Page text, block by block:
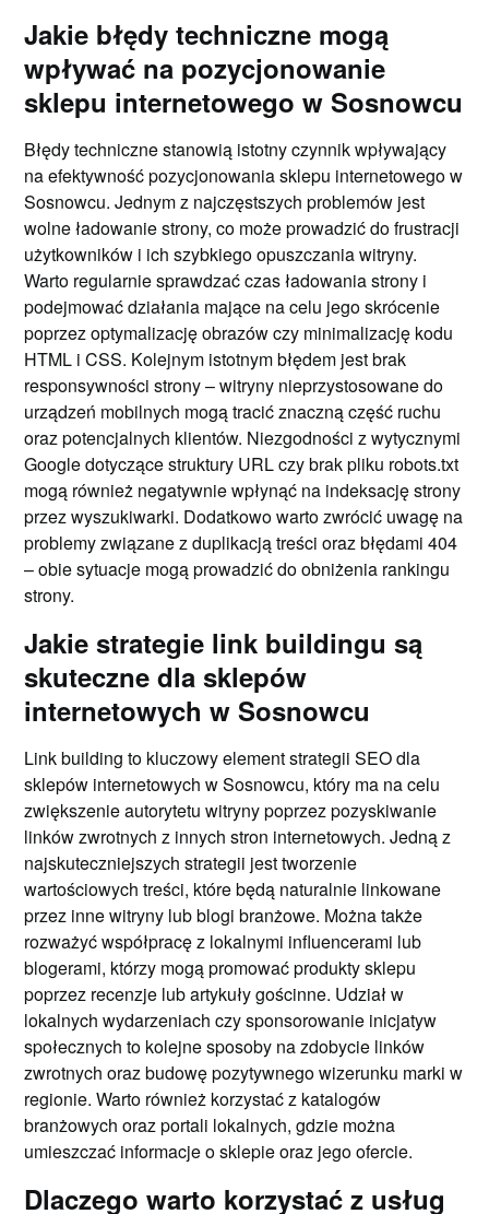
Jakie błędy techniczne mogą
wpływać na pozycjonowanie
sklepu internetowego w Sosnowcu
Błędy techniczne stanowią istotny czynnik wpływający
na efektywność pozycjonowania sklepu internetowego w
Sosnowcu. Jednym z najczęstszych problemów jest
wolne ładowanie strony, co może prowadzić do frustracji
użytkowników i ich szybkiego opuszczania witryny.
Warto regularnie sprawdzać czas ładowania strony i
podejmować działania mające na celu jego skrócenie
poprzez optymalizację obrazów czy minimalizację kodu
HTML i CSS. Kolejnym istotnym błędem jest brak
responsywności strony – witryny nieprzystosowane do
urządzeń mobilnych mogą tracić znaczną część ruchu
oraz potencjalnych klientów. Niezgodności z wytycznymi
Google dotyczące struktury URL czy brak pliku robots.txt
mogą również negatywnie wpłynąć na indeksację strony
przez wyszukiwarki. Dodatkowo warto zwrócić uwagę na
problemy związane z duplikacją treści oraz błędami 404
– obie sytuacje mogą prowadzić do obniżenia rankingu
strony.
Jakie strategie link buildingu są
skuteczne dla sklepów
internetowych w Sosnowcu
Link building to kluczowy element strategii SEO dla
sklepów internetowych w Sosnowcu, który ma na celu
zwiększenie autorytetu witryny poprzez pozyskiwanie
linków zwrotnych z innych stron internetowych. Jedną z
najskuteczniejszych strategii jest tworzenie
wartościowych treści, które będą naturalnie linkowane
przez inne witryny lub blogi branżowe. Można także
rozważyć współpracę z lokalnymi influencerami lub
blogerami, którzy mogą promować produkty sklepu
poprzez recenzje lub artykuły gościnne. Udział w
lokalnych wydarzeniach czy sponsorowanie inicjatyw
społecznych to kolejne sposoby na zdobycie linków
zwrotnych oraz budowę pozytywnego wizerunku marki w
regionie. Warto również korzystać z katalogów
branżowych oraz portali lokalnych, gdzie można
umieszczać informacje o sklepie oraz jego ofercie.
Dlaczego warto korzystać z usług